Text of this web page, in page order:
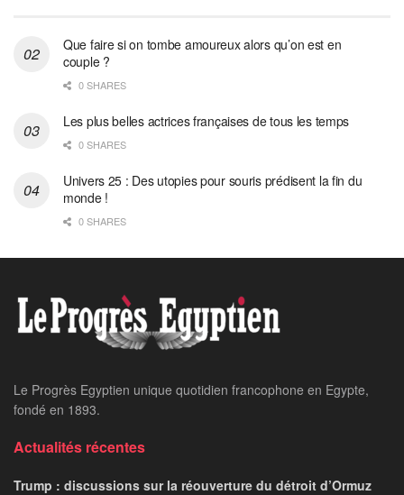
Que faire si on tombe amoureux alors qu’on est en
couple ?
0 SHARES
Les plus belles actrices françaises de tous les temps
0 SHARES
Univers 25 : Des utopies pour souris prédisent la fin du
monde !
0 SHARES
Le Progrès Egyptien unique quotidien francophone en Egypte,
fondé en 1893.
Actualités récentes
Trump : discussions sur la réouverture du détroit d’Ormuz